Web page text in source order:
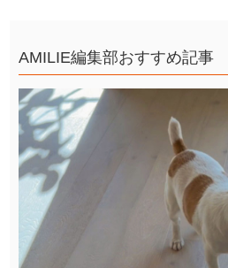
AMILIE編集部おすすめ記事